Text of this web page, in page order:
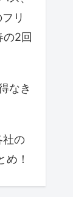
リ
2回
なき
社の
！